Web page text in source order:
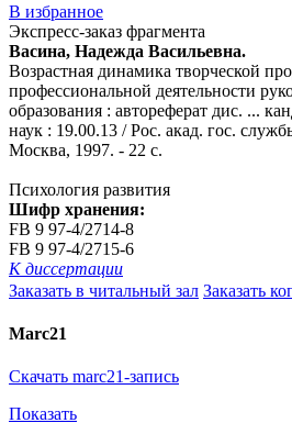
В избранное
Экспресс-заказ фрагмента
Васина, Надежда Васильевна.
Возрастная динамика творческой
профессиональной деятельности
образования : автореферат дис. ...
наук : 19.00.13 / Рос. акад. гос.
Москва, 1997. - 22 с.
Психология развития
Шифр хранения:
FB 9 97-4/2714-8
FB 9 97-4/2715-6
К диссертации
Заказать в читальный зал Заказать
Marc21
Скачать marc21-запись
Показать